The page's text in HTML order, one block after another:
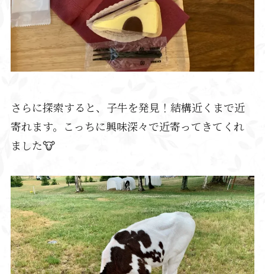
さらに探索すると、子牛を発見！結構近くまで近
寄れます。こっちに興味深々で近寄ってきてくれ
ました🐮